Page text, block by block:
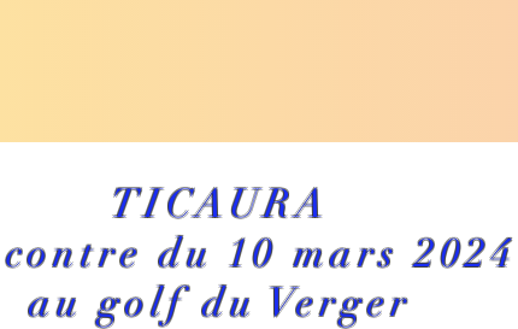
TICAURA
du 10 mars 2024
au golf du Verger